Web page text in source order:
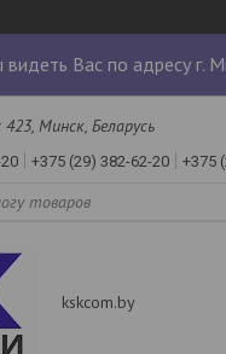
видеть Вас по адресу г.
Минск, Беларусь
+375 (29) 382-62-20 +375
kskcom.by